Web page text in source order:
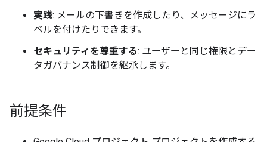
実践: メールの下書きを作成したり、メッセージにラ
ベルを付けたりできます。
セキュリティを尊重する: ユーザーと同じ権限とデー
タガバナンス制御を継承します。
前提条件